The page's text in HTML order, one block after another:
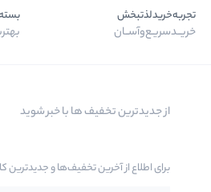
تجربه‌خرید‌لذتبخش
خریــد‌سریـع‌و‌آســان
از جدیدترین تخفیف ها با خبر شوید
برای اطلاع از آخرین تخفیف‌ها و جدیدترین